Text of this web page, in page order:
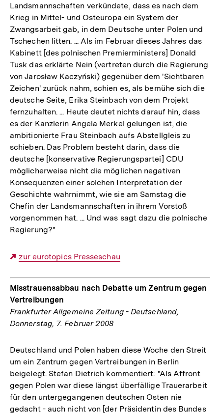
Landsmannschaften verkündete, dass es nach dem
Krieg in Mittel- und Osteuropa ein System der
Zwangsarbeit gab, in dem Deutsche unter Polen und
Tschechen litten. ... Als im Februar dieses Jahres das
Kabinett [des polnischen Premierministers] Donald
Tusk das erklärte Nein (vertreten durch die Regierung
von Jarosław Kaczyński) gegenüber dem 'Sichtbaren
Zeichen' zurück nahm, schien es, als bemühe sich die
deutsche Seite, Erika Steinbach von dem Projekt
fernzuhalten. ... Heute deutet nichts darauf hin, dass
es der Kanzlerin Angela Merkel gelungen ist, die
ambitionierte Frau Steinbach aufs Abstellgleis zu
schieben. Das Problem besteht darin, dass die
deutsche [konservative Regierungspartei] CDU
möglicherweise nicht die möglichen negativen
Konsequenzen einer solchen Interpretation der
Geschichte wahrnimmt, wie sie am Samstag die
Chefin der Landsmannschaften in ihrem Vorstoß
vorgenommen hat. ... Und was sagt dazu die polnische
Regierung?"
Externer
zur eurotopics Presseschau
Misstrauensabbau nach Debatte um Zentrum gegen
Vertreibungen
Frankfurter Allgemeine Zeitung - Deutschland,
Donnerstag, 7. Februar 2008
Deutschland und Polen haben diese Woche den Streit
um ein Zentrum gegen Vertreibungen in Berlin
beigelegt. Stefan Dietrich kommentiert: "Als Affront
gegen Polen war diese längst überfällige Trauerarbeit
für den untergegangenen deutschen Osten nie
gedacht - auch nicht von [der Präsidentin des Bundes